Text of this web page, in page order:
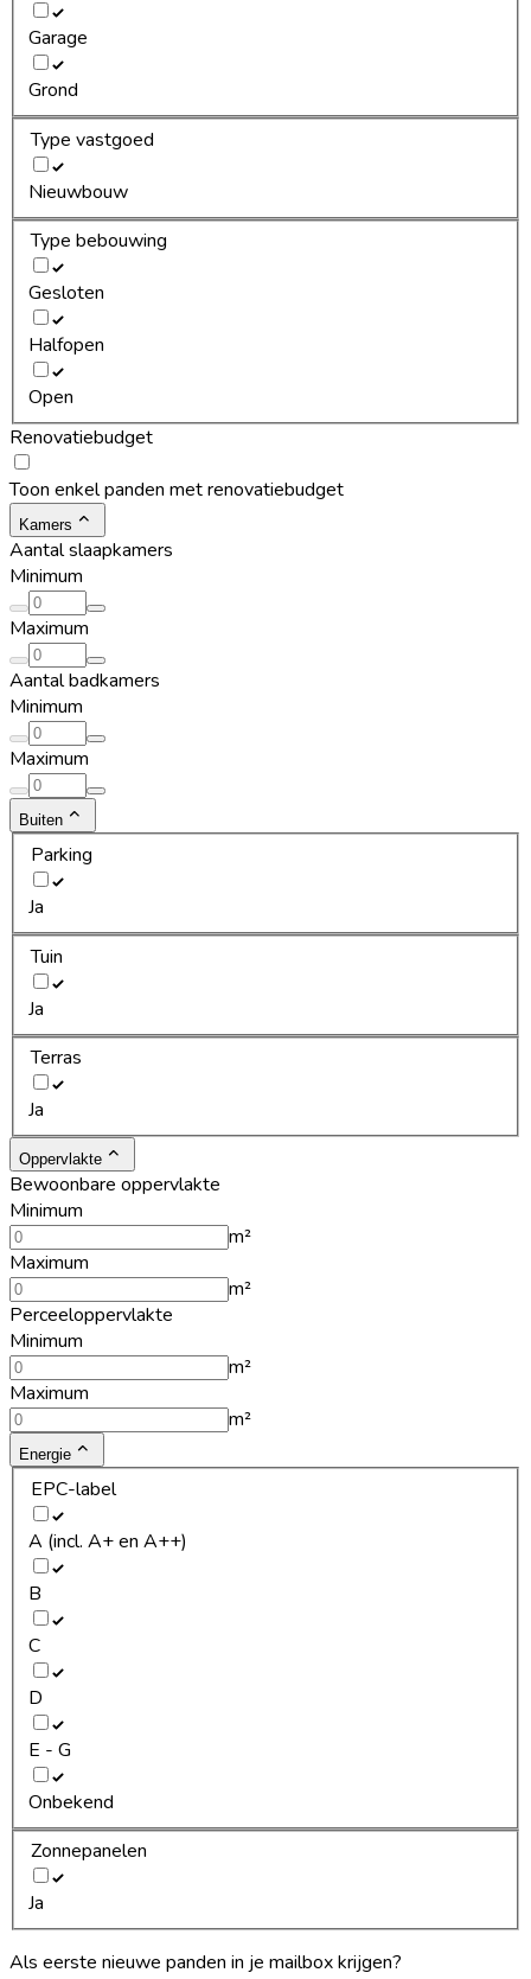
Garage
Grond
Type vastgoed
Nieuwbouw
Type bebouwing
Gesloten
Halfopen
Open
Renovatiebudget
Toon enkel panden met renovatiebudget
Kamers
Aantal slaapkamers
Minimum
Maximum
Aantal badkamers
Minimum
Maximum
Buiten
Parking
Ja
Tuin
Ja
Terras
Ja
Oppervlakte
Bewoonbare oppervlakte
Minimum
m²
Maximum
m²
Perceeloppervlakte
Minimum
m²
Maximum
m²
Energie
EPC-label
A (incl. A+ en A++)
B
C
D
E - G
Onbekend
Zonnepanelen
Ja
Als eerste nieuwe panden in je mailbox krijgen?